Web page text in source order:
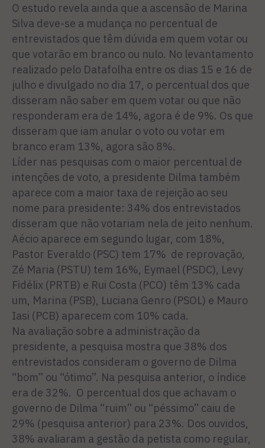
O estudo revela ainda que a ascensão de Marina
Silva deve-se a mudança no percentual de
entrevistados que têm dúvida em quem votar ou
que votarão em branco ou nulo. No levantamento
realizado pelo Datafolha entre os dias 15 e 16 de
julho e divulgado no dia 17, o percentual dos que
disseram não saber em quem votar ou que não
responderam era de 14%, agora é de 9%. Os que
disseram que iam anular o voto ou votar em
branco eram 13%, agora são 8%.
Líder nas pesquisas com o maior percentual de
intenções de voto, a presidente Dilma também
aparece com a maior taxa de rejeição ao seu
nome para presidente: 34% dos entrevistados
disseram que não votariam nela de jeito nenhum.
Aécio aparece em segundo lugar, com 18%,
Pastor Everaldo (PSC) tem 17% de reprovação,
Zé Maria (PSTU) tem 16%, Eymael (PSDC), Levy
Fidélix (PRTB) e Rui Costa (PCO) têm 13% cada
um, Marina (PSB), Luciana Genro (PSOL) e Mauro
Iasi (PCB) aparecem com 10% cada.
Na avaliação sobre a administração da
presidente, a pesquisa mostra que 38% dos
entrevistados consideram o governo de Dilma
“bom” ou “ótimo”. Na pesquisa anterior, o índice
era de 32%. O percentual dos que achavam o
governo de Dilma “ruim” ou “péssimo” caiu de
29% (pesquisa anterior) para 23%. Dos ouvidos,
38% avaliaram a gestão da petista como regular,